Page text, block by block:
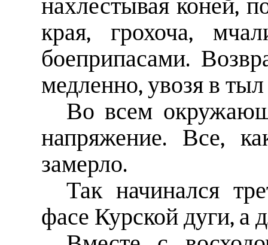
нахлестывая коней,
края, грохоча,
боеприпасами.
медленно, увозя в
Во всем
напряжение. Все,
замерло.
Так начинался
фасе Курской дуги, а